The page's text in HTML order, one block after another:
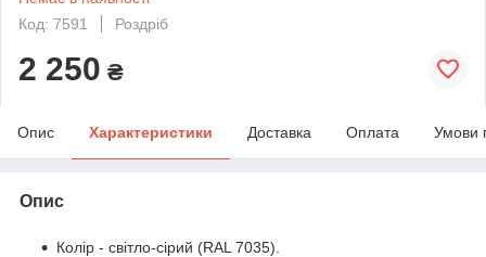
Код: 7591
Роздріб
2 250 ₴
Опис Характеристики Доставка Оплата Умови
Опис
Колір - світло-сірий (RAL 7035).